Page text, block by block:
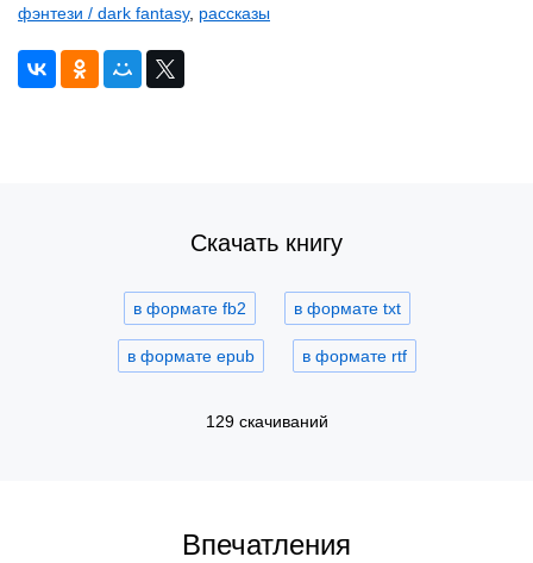
фэнтези / dark fantasy, рассказы
Скачать книгу
в формате fb2 в формате txt
в формате epub в формате rtf
129 скачиваний
Впечатления